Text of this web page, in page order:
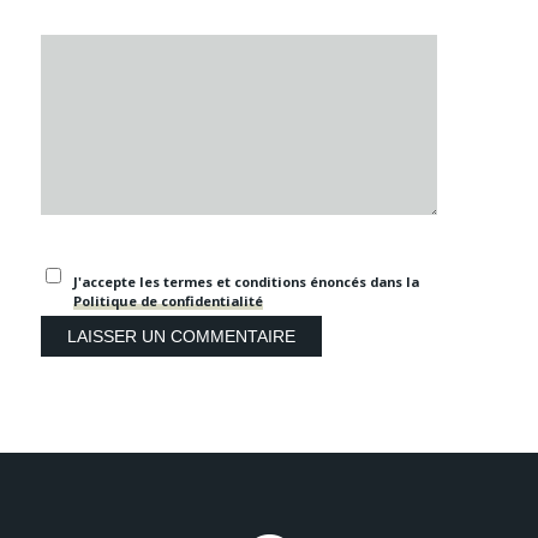
J'accepte les termes et conditions énoncés dans la
Politique de confidentialité